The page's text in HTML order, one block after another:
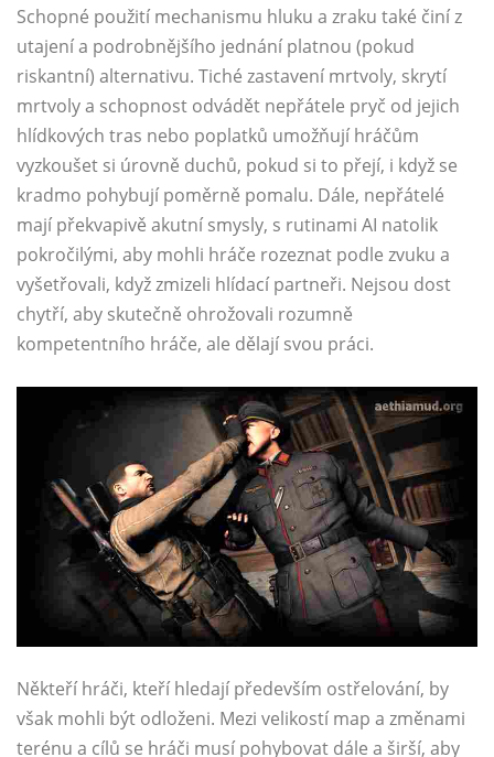
Schopné použití mechanismu hluku a zraku také činí z
utajení a podrobnějšího jednání platnou (pokud
riskantní) alternativu. Tiché zastavení mrtvoly, skrytí
mrtvoly a schopnost odvádět nepřátele pryč od jejich
hlídkových tras nebo poplatků umožňují hráčům
vyzkoušet si úrovně duchů, pokud si to přejí, i když se
kradmo pohybují poměrně pomalu. Dále, nepřátelé
mají překvapivě akutní smysly, s rutinami AI natolik
pokročilými, aby mohli hráče rozeznat podle zvuku a
vyšetřovali, když zmizeli hlídací partneři. Nejsou dost
chytří, aby skutečně ohrožovali rozumně
kompetentního hráče, ale dělají svou práci.
Někteří hráči, kteří hledají především ostřelování, by
však mohli být odloženi. Mezi velikostí map a změnami
terénu a cílů se hráči musí pohybovat dále a širší, aby